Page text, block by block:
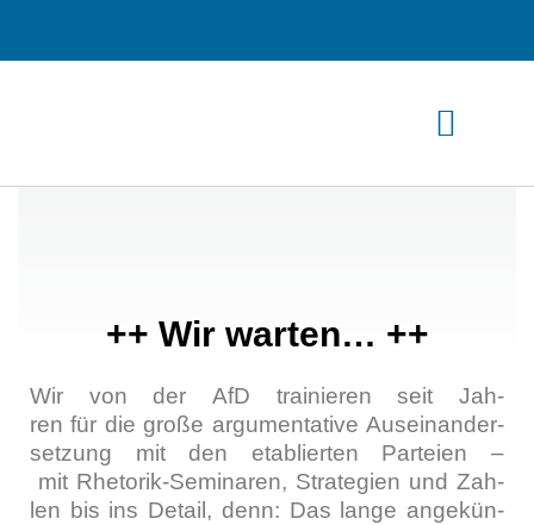
Zum
++ Wir warten… ++
Wir von der AfD trai­nie­ren seit Jah­
ren für die gro­ße argu­men­ta­ti­ve Aus­ein­an­der­
set­zung mit den eta­blier­ten Par­tei­en –
mit Rhe­to­rik-Semi­na­ren, Stra­te­gien und Zah­
len bis ins Detail, denn: Das lan­ge ange­kün­